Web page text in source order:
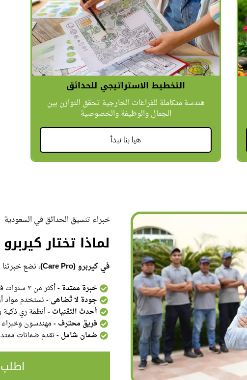
التخطيط الاستراتيجي للحدائق
هندسة متكاملة للفراغات الخارجية تحقق التوازن بين
الجمال والوظيفة والخصوصية
هيا بنا نبدأ
خبراء تنسيق الحدائق في السعودية
لماذا تختار
في كيربرو (Care Pro) ، نضع
خبرة ممتدة -أكثر من ٣ سنوات في تصميم وتنفيذ الحدائق في مختلف أنحاء المملكة
جودة لا تُضاهى -نستخدم مواد
أحدث التقنيات -أنظمة ري ذكية
فريق محترف -مهندسون وخبراء
ضمان شامل -نقدم ضمانات